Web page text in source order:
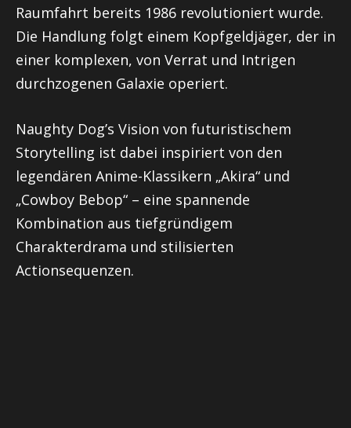
Raumfahrt bereits 1986 revolutioniert wurde.
Die Handlung folgt einem Kopfgeldjäger, der in
einer komplexen, von Verrat und Intrigen
durchzogenen Galaxie operiert.
Naughty Dog’s Vision von futuristischem
Storytelling ist dabei inspiriert von den
legendären Anime-Klassikern „Akira“ und
„Cowboy Bebop“ – eine spannende
Kombination aus tiefgründigem
Charakterdrama und stilisierten
Actionsequenzen.